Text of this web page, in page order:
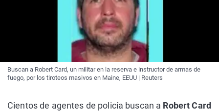
Buscan a Robert Card, un militar en la reserva e instructor de armas de
fuego, por los tiroteos masivos en Maine, EEUU | Reuters
Cientos de agentes de policía buscan a Robert Card